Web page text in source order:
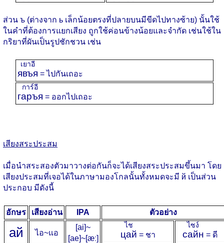
ส่วน ъ (ต่างจาก ь เล็กน้อยตรงที่ปลายบนมีขีดไปทางซ้าย) นั้นใช้
ในคำที่ต้องการแยกเสียง ถูกใช้ค่อนข้างน้อยและจำกัด เช่นใช้ใน
กริยาที่ผันเป็นรูปชักชวน เช่น
явъя
เยาอี
= ไปกันเถอะ
гаръя
การ์อี
= ออกไปเถอะ
เสียงสระประสม
เมื่อนำสระสองตัวมาวางต่อกันก็จะได้เสียงสระประสมขึ้นมา โดย
เสียงประสมที่เจอได้ในภาษามองโกลนั้นทั้งหมดจะมี й เป็นส่วน
ประกอบ มีดังนี้
อักษร เสียงอ่าน IPA ตัวอย่าง
ай ไอ~แอ
[ai]~
[ae]~[æː]
цай
ไช
= ชา сайн
ไซง์
= ดี